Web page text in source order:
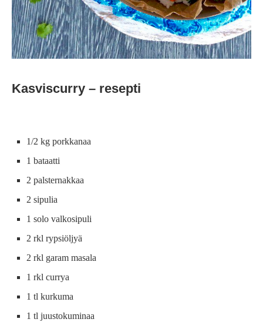
Kasviscurry – resepti
1/2 kg porkkanaa
1 bataatti
2 palsternakkaa
2 sipulia
1 solo valkosipuli
2 rkl rypsiöljyä
2 rkl garam masala
1 rkl currya
1 tl kurkuma
1 tl juustokuminaa